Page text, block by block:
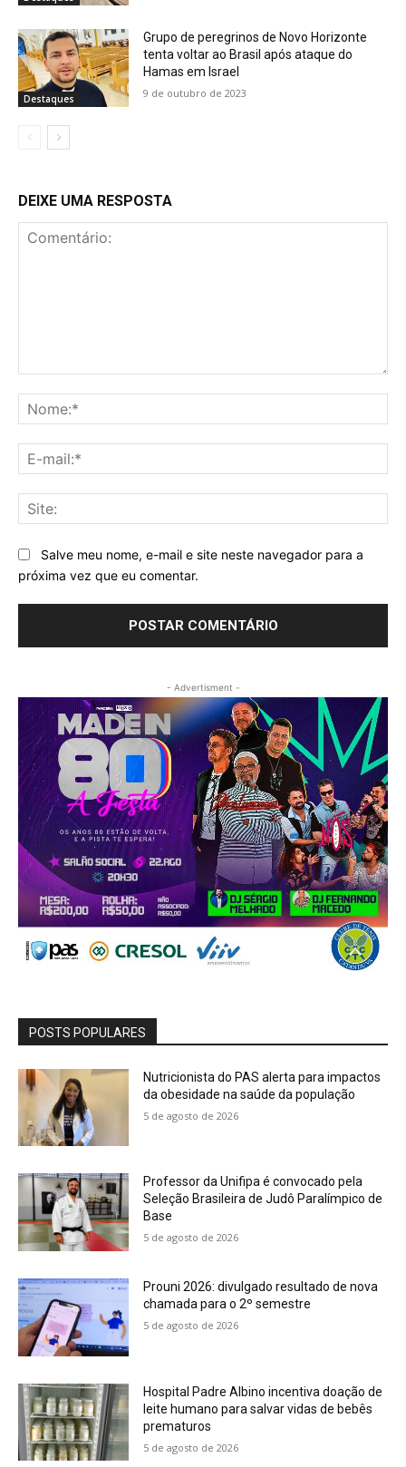
Destaques
Grupo de peregrinos de Novo Horizonte
tenta voltar ao Brasil após ataque do
Hamas em Israel
9 de outubro de 2023
DEIXE UMA RESPOSTA
Salve meu nome, e-mail e site neste navegador para a
próxima vez que eu comentar.
- Advertisment -
POSTS POPULARES
Nutricionista do PAS alerta para impactos
da obesidade na saúde da população
5 de agosto de 2026
Professor da Unifipa é convocado pela
Seleção Brasileira de Judô Paralímpico de
Base
5 de agosto de 2026
Prouni 2026: divulgado resultado de nova
chamada para o 2º semestre
5 de agosto de 2026
Hospital Padre Albino incentiva doação de
leite humano para salvar vidas de bebês
prematuros
5 de agosto de 2026